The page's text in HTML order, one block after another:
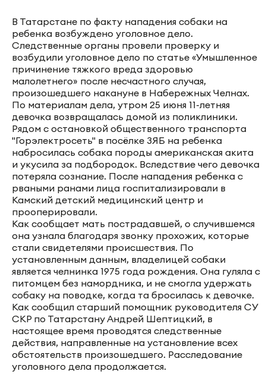
В Татарстане по факту нападения собаки на
ребенка возбуждено уголовное дело.
Следственные органы провели проверку и
возбудили уголовное дело по статье «Умышленное
причинение тяжкого вреда здоровью
малолетнего» после несчастного случая,
произошедшего накануне в Набережных Челнах.
По материалам дела, утром 25 июня 11-летняя
девочка возвращалась домой из поликлиники.
Рядом с остановкой общественного транспорта
"Горэлектросеть" в посёлке ЗЯБ на ребенка
набросилась собака породы американская акита
и укусила за подбородок. Вследствие чего девочка
потеряла сознание. После нападения ребенка с
рваными ранами лица госпитализировали в
Камский детский медицинский центр и
прооперировали.
Как сообщает мать пострадавшей, о случившемся
она узнала благодаря звонку прохожих, которые
стали свидетелями происшествия. По
установленным данным, владелицей собаки
является челнинка 1975 года рождения. Она гуляла с
питомцем без намордника, и не смогла удержать
собаку на поводке, когда та бросилась к девочке.
Как сообщил старший помощник руководителя СУ
СКР по Татарстану Андрей Шептицкий, в
настоящее время проводятся следственные
действия, направленные на установление всех
обстоятельств произошедшего. Расследование
уголовного дела продолжается.